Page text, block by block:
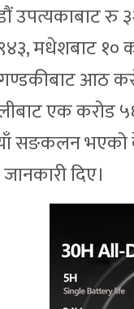
उपत्यकाबाट रु
मधेशबाट १०
आठ
एक करोड
भएको
दिए।